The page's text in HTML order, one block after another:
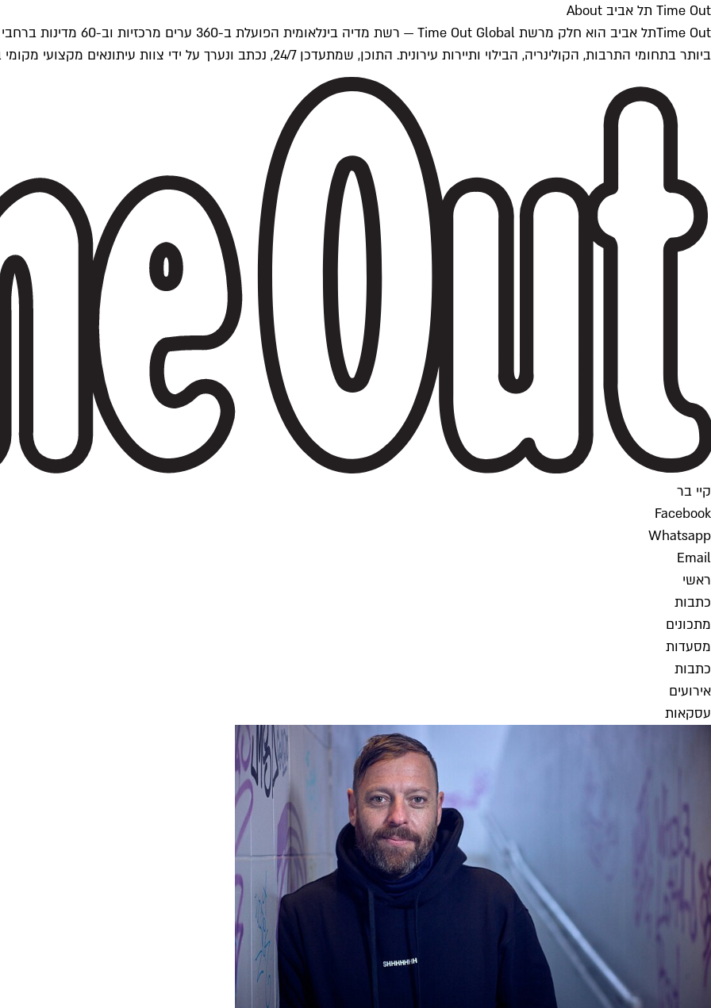
Time Out תל אביב About
ביותר בתחומי התרבות, הקולינריה, הבילוי ותיירות עירונית. התוכן, שמתעדכן 24/7, נכתב ונערך על ידי צוות עיתונאים מקצועי מקומי בישראל, בהתאם לסטנדרטים של Time Out העולמית.
קיי בר
Facebook
Whatsapp
Email
ראשי
כתבות
מתכונים
מסעדות
כתבות
אירועים
עסקאות